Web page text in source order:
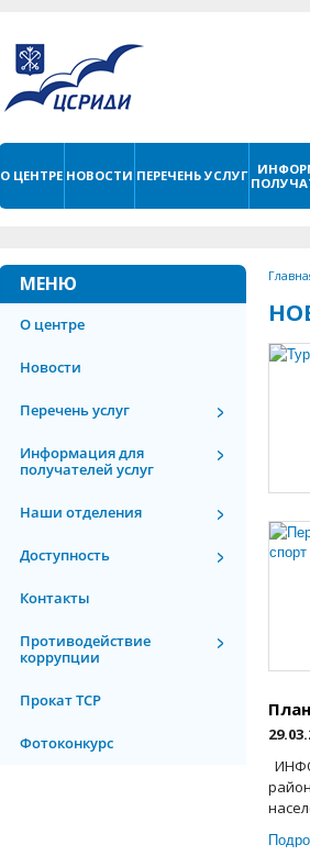
О ЦЕНТРЕ НОВОСТИ ПЕРЕЧЕНЬ УСЛУГ
МЕНЮ
О центре
Новости
Перечень услуг
Информация для
получателей услуг
Наши отделения
Доступность
Контакты
Противодействие
коррупции
Прокат ТСР
Фотоконкурс